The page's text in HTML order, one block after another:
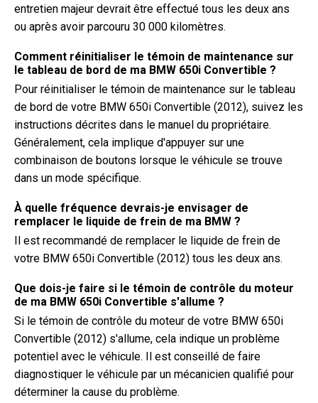
entretien majeur devrait être effectué tous les deux ans
ou après avoir parcouru 30 000 kilomètres.
Comment réinitialiser le témoin de maintenance sur
le tableau de bord de ma BMW 650i Convertible ?
Pour réinitialiser le témoin de maintenance sur le tableau
de bord de votre BMW 650i Convertible (2012), suivez les
instructions décrites dans le manuel du propriétaire.
Généralement, cela implique d'appuyer sur une
combinaison de boutons lorsque le véhicule se trouve
dans un mode spécifique.
À quelle fréquence devrais-je envisager de
remplacer le liquide de frein de ma BMW ?
Il est recommandé de remplacer le liquide de frein de
votre BMW 650i Convertible (2012) tous les deux ans.
Que dois-je faire si le témoin de contrôle du moteur
de ma BMW 650i Convertible s'allume ?
Si le témoin de contrôle du moteur de votre BMW 650i
Convertible (2012) s'allume, cela indique un problème
potentiel avec le véhicule. Il est conseillé de faire
diagnostiquer le véhicule par un mécanicien qualifié pour
déterminer la cause du problème.